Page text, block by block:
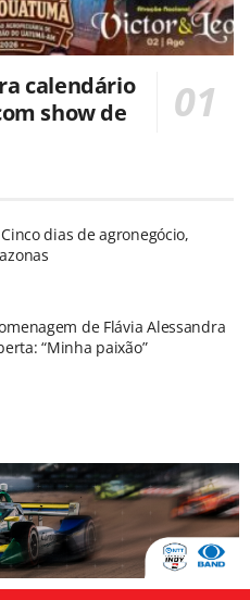
calendário
show de
dias de agronegócio,
de Flávia Alessandra
“Minha paixão”